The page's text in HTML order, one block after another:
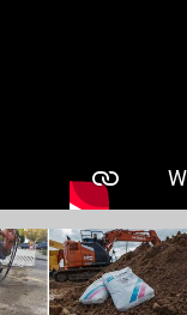
Show larger